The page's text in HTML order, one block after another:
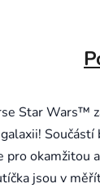
Star Wars™
okamžitou
jsou v